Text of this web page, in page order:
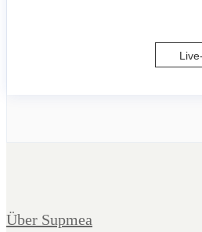
Über Supmea